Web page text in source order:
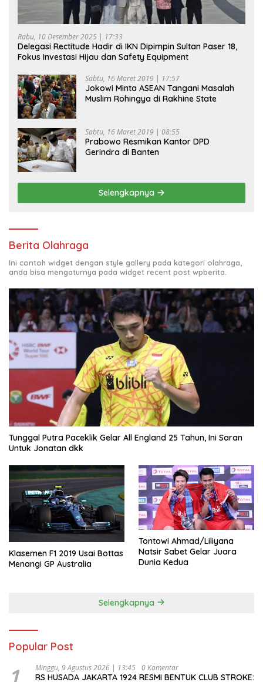
Rabu, 10 Desember 2025 | 17:33
Delegasi Rectitude Hadir di IKN Dipimpin Sultan Paser 18,
Fokus Investasi Hijau dan Safety Equipment
Sabtu, 16 Maret 2019 | 17:57
Jokowi Minta ASEAN Tangani Masalah
Muslim Rohingya di Rakhine State
Sabtu, 16 Maret 2019 | 08:55
Prabowo Resmikan Kantor DPD
Gerindra di Banten
Selengkapnya
Berita Olahraga
Ini contoh widget dengan style gallery pada kategori olahraga,
anda bisa mengaturnya pada widget recent post wpberita.
Tunggal Putra Paceklik Gelar All England 25 Tahun, Ini Saran
Untuk Jonatan dkk
Klasemen F1 2019 Usai Bottas
Menangi GP Australia
Tontowi Ahmad/Liliyana
Natsir Sabet Gelar Juara
Dunia Kedua
Selengkapnya
Popular Post
Minggu, 9 Agustus 2026 | 13:45 0 Komentar
RS HUSADA JAKARTA 1924 RESMI BENTUK CLUB STROKE: